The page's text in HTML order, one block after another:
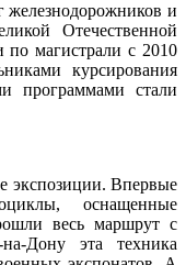
и
Отечественной
по магистрали с 2010
курсирования
программами стали
экспозиции. Впервые
оснащенные
весь маршрут с
Дону эта техника